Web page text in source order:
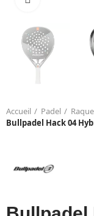
Accueil Padel
Bullpadel Hack 04